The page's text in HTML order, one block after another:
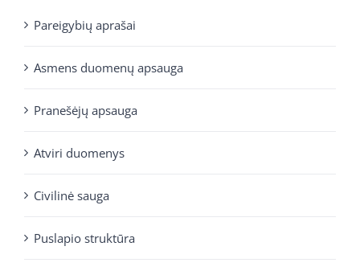
Pareigybių aprašai
Asmens duomenų apsauga
Pranešėjų apsauga
Atviri duomenys
Civilinė sauga
Puslapio struktūra